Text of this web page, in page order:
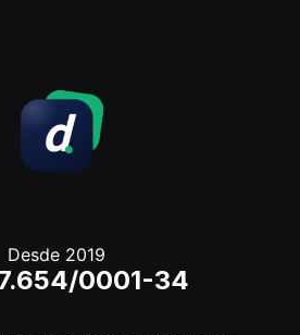
Desde 2019
0001-34